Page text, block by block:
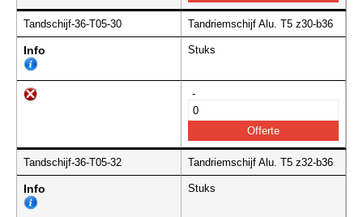
Tandschijf-36-T05-30 Tandriemschijf Alu. T5 z30-b36
Info Stuks
-
Tandschijf-36-T05-32 Tandriemschijf Alu. T5 z32-b36
Info Stuks